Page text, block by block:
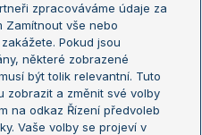
Open
mistrů
mistryň
zpracováváme údaje za
Zamítnout vše nebo
Pokud jsou
některé zobrazené
být tolik relevantní. Tuto
zobrazit a změnit své volby
na odkaz Řízení předvoleb
Vaše volby se projeví v